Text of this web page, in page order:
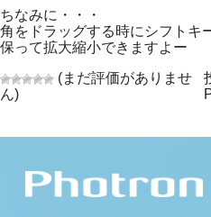
ちなみに・・・
角をドラッグする時にシフトキ
保って拡大縮小できますよー
(まだ評価がありませ
ん)